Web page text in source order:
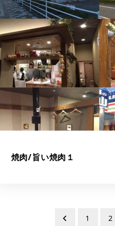
焼肉/旨い焼肉１
1 2